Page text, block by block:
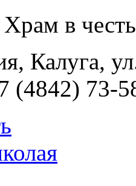
в честь
Калуга,
(4842) 73-